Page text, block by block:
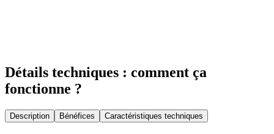
Détails techniques : comment ça
fonctionne ?
Description Bénéfices Caractéristiques techniques